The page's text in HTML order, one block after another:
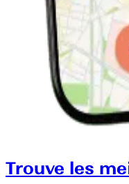
Trouve les